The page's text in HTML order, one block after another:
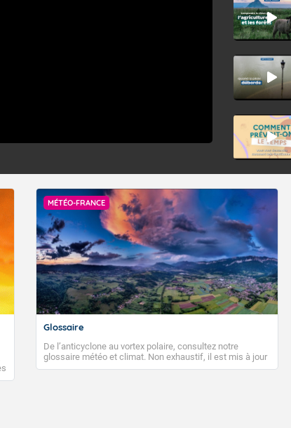
MÉTÉO-FRANCE
Glossaire
De l’anticyclone au vortex polaire, consultez notre
glossaire météo et climat. Non exhaustif, il est mis à jour
régulièrement, au fil de nos publications. Vous y trouverez